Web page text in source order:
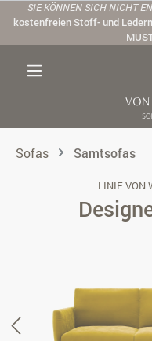
Zum Hauptinhalt springen
SIE KÖNNEN SICH NICHT
kostenfreien Stoff- und
Sofas Samtsofas
LINIE VON